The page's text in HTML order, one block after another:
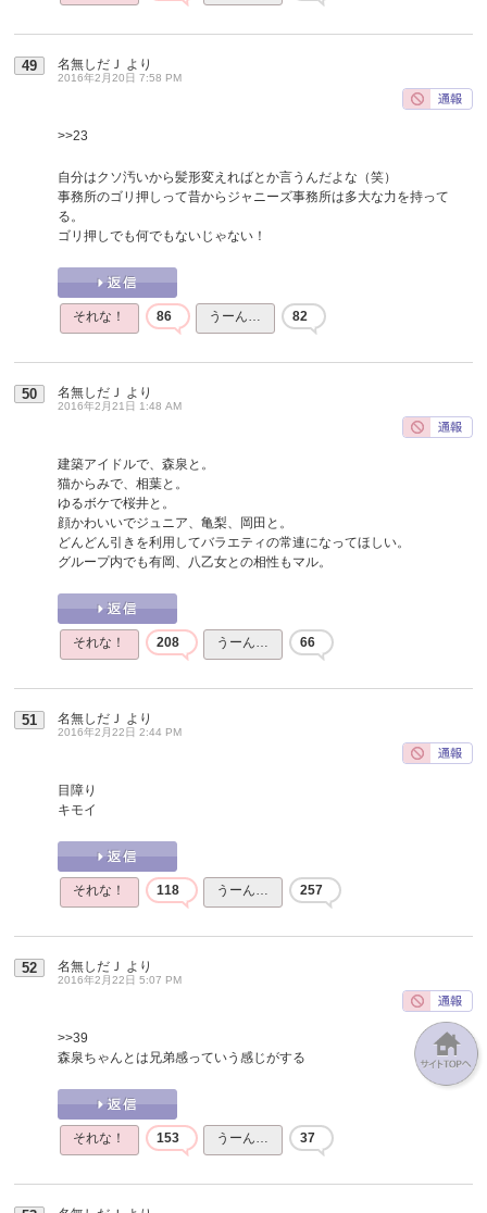
49 名無しだＪ より
2016年2月20日 7:58 PM
>>23
自分はクソ汚いから髪形変えればとか言うんだよな（笑）
事務所のゴリ押しって昔からジャニーズ事務所は多大な力を持って
る。
ゴリ押しでも何でもないじゃない！
それな！ 86 うーん… 82
50 名無しだＪ より
2016年2月21日 1:48 AM
建築アイドルで、森泉と。
猫からみで、相葉と。
ゆるボケで桜井と。
顔かわいいでジュニア、亀梨、岡田と。
どんどん引きを利用してバラエティの常連になってほしい。
グループ内でも有岡、八乙女との相性もマル。
それな！ 208 うーん… 66
51 名無しだＪ より
2016年2月22日 2:44 PM
目障り
キモイ
それな！ 118 うーん… 257
52 名無しだＪ より
2016年2月22日 5:07 PM
>>39
森泉ちゃんとは兄弟感っていう感じがする
それな！ 153 うーん… 37